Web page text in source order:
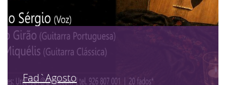
Fad`Agosto